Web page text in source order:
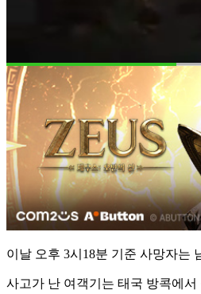
이날 오후 3시18분 기준 사망자는
사고가 난 여객기는 태국 방콕에서